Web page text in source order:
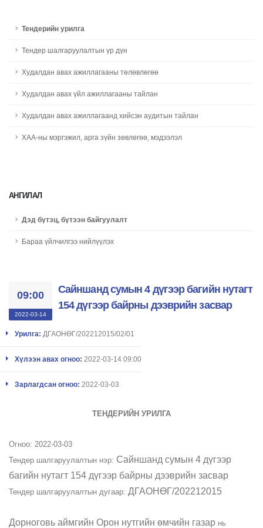
Тендерийн урилга
Тендер шалгаруулалтын үр дүн
Худалдан авах ажиллагааны төлөвлөгөө
Худалдан авах үйл ажиллагааны тайлан
Худалдан авах ажиллагаанд хийсэн аудитын тайлан
ХАА-ны мэргэжил, арга зүйн зөвлөгөө, мэдээлэл
АНГИЛАЛ
Дэд бүтэц, бүтээн байгуулалт
Бараа үйлчилгээ нийлүүлэх
09:00
2022-03-14
Сайншанд сумын 4 дүгээр багийн нутагт
154 дүгээр байрны дээврийн засвар
Урилга: ДГАОНӨГ/202212015/02/01
Хүлээн авах огноо: 2022-03-14 09:00
Зарлагдсан огноо: 2022-03-03
ТЕНДЕРИЙН УРИЛГА
Огноо: 2022-03-03
​Тендер шалгаруулалтын нэр: Сайншанд сумын 4 дүгээр
багийн нутагт 154 дүгээр байрны дээврийн засвар
​Тендер шалгаруулалтын дугаар: ДГАОНӨГ/202212015
Дорноговь аймгийн Орон нутгийн өмчийн газар нь